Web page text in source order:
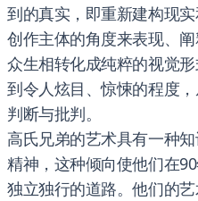
到的真实，即重新建构现
创作主体的角度来表现、
众生相转化成纯粹的视觉
到令人炫目、惊悚的程度，
判断与批判。
高氏兄弟的艺术具有一种
精神，这种倾向使他们在
独立独行的道路。他们的